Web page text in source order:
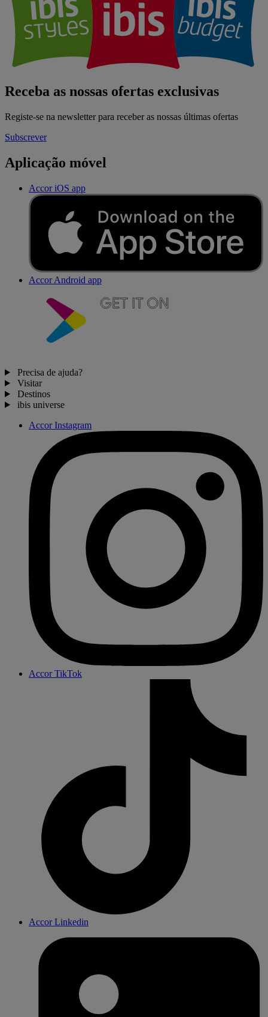
Receba as nossas ofertas exclusivas
Registe-se na newsletter para receber as nossas últimas ofertas
Subscrever
Aplicação móvel
Accor iOS app
Accor Android app
Precisa de ajuda?
Visitar
Destinos
ibis universe
Accor Instagram
Accor TikTok
Accor Linkedin